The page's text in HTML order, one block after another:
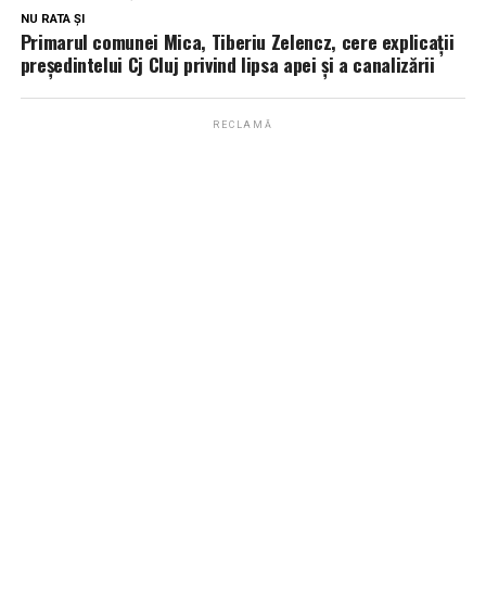
NU RATA ȘI
Primarul comunei Mica, Tiberiu Zelencz, cere explicații
președintelui Cj Cluj privind lipsa apei şi a canalizării
RECLAMĂ